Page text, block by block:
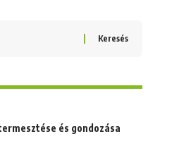
és gondozása